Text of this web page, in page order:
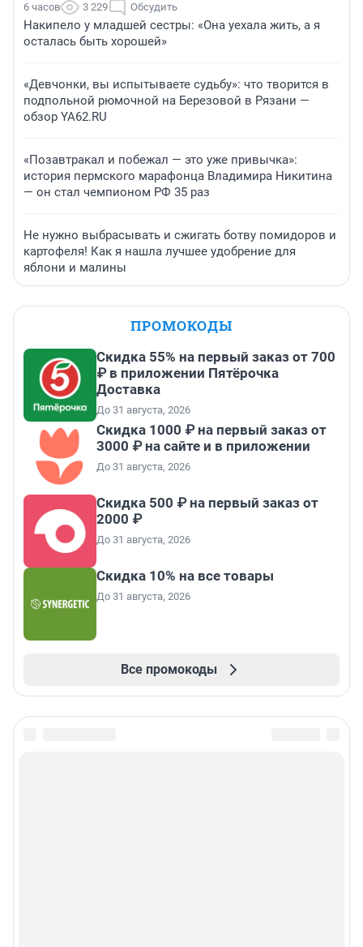
6 часов 3 229 Обсудить
Накипело у младшей сестры: «Она уехала жить, а я
осталась быть хорошей»
«Девчонки, вы испытываете судьбу»: что творится в
подпольной рюмочной на Березовой в Рязани —
обзор YA62.RU
«Позавтракал и побежал — это уже привычка»:
история пермского марафонца Владимира Никитина
— он стал чемпионом РФ 35 раз
Не нужно выбрасывать и сжигать ботву помидоров и
картофеля! Как я нашла лучшее удобрение для
яблони и малины
ПРОМОКОДЫ
Скидка 55% на первый заказ от 700
₽ в приложении Пятёрочка
Доставка
До 31 августа, 2026
Скидка 1000 ₽ на первый заказ от
3000 ₽ на сайте и в приложении
До 31 августа, 2026
Скидка 500 ₽ на первый заказ от
2000 ₽
До 31 августа, 2026
Скидка 10% на все товары
До 31 августа, 2026
Все промокоды